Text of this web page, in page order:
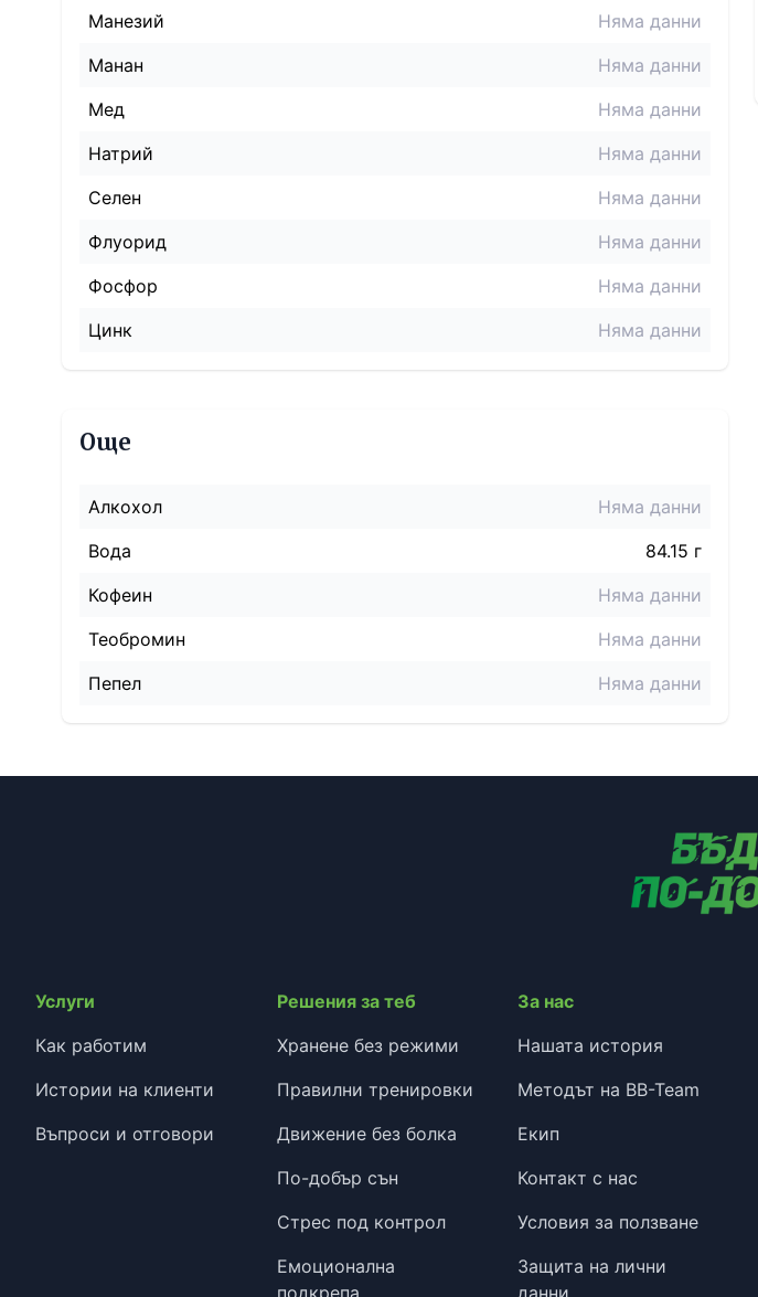
Манезий
Няма данни
Манан
Няма данни
Мед
Няма данни
Натрий
Няма данни
Селен
Няма данни
Флуорид
Няма данни
Фосфор
Няма данни
Цинк
Няма данни
Още
Алкохол
Няма данни
Вода
84.15 г
Кофеин
Няма данни
Теобромин
Няма данни
Пепел
Няма данни
Услуги
Как работим
Истории на клиенти
Въпроси и отговори
Решения за теб
Хранене без режими
Правилни тренировки
Движение без болка
По-добър сън
Стрес под контрол
Емоционална
подкрепа
За нас
Нашата история
Методът на BB-Team
Екип
Контакт с нас
Условия за ползване
Защита на лични
данни